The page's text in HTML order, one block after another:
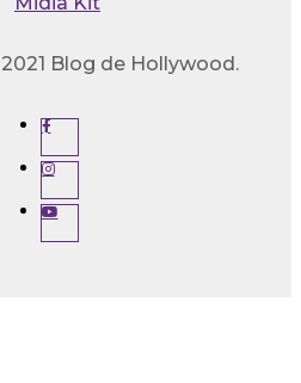
Blog de Hollywood.